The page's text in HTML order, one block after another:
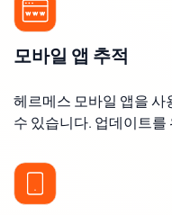
모바일 앱 추적
헤르메스 모바일 앱을
수 있습니다. 업데이트